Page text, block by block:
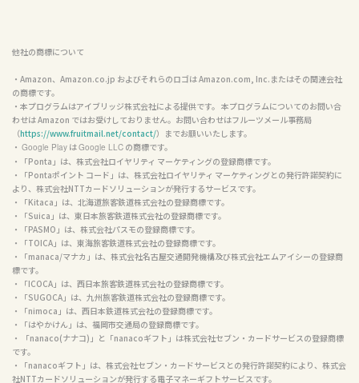
他社の商標について
・Amazon、Amazon.co.jp およびそれらのロゴは Amazon.com, Inc.またはその関連会社
の商標です。
・本プログラムはアイブリッジ株式会社による提供です。 本プログラムについてのお問い合
わせは Amazon ではお受けしておりません。お問い合わせはフルーツメール事務局
（https://www.fruitmail.net/contact/）までお願いいたします。
・ Google Play は Google LLC の商標です。
・「Ponta」は、株式会社ロイヤリティ マーケティングの登録商標です。
・「Pontaポイント コード」は、株式会社ロイヤリティ マーケティングとの発行許諾契約に
より、株式会社NTTカードソリューションが発行するサービスです。
・「Kitaca」は、北海道旅客鉄道株式会社の登録商標です。
・「Suica」は、東日本旅客鉄道株式会社の登録商標です。
・「PASMO」は、株式会社パスモの登録商標です。
・「TOICA」は、東海旅客鉄道株式会社の登録商標です。
・「manaca/マナカ」は、株式会社名古屋交通開発機構及び株式会社エムアイシーの登録商
標です。
・「ICOCA」は、西日本旅客鉄道株式会社の登録商標です。
・「SUGOCA」は、九州旅客鉄道株式会社の登録商標です。
・「nimoca」は、西日本鉄道株式会社の登録商標です。
・「はやかけん」は、福岡市交通局の登録商標です。
・ 「nanaco(ナナコ)」と「nanacoギフト」は株式会社セブン・カードサービスの登録商標
です。
・「nanacoギフト」は、株式会社セブン・カードサービスとの発行許諾契約により、株式会
社NTTカードソリューションが発行する電子マネーギフトサービスです。